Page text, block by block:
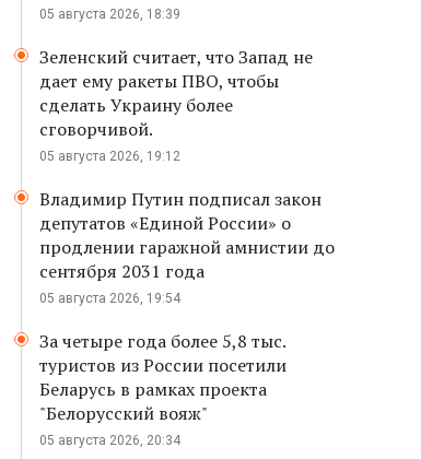
05 августа 2026, 18:39
Зеленский считает, что Запад не
дает ему ракеты ПВО, чтобы
сделать Украину более
сговорчивой.
05 августа 2026, 19:12
Владимир Путин подписал закон
депутатов «Единой России» о
продлении гаражной амнистии до
сентября 2031 года
05 августа 2026, 19:54
За четыре года более 5,8 тыс.
туристов из России посетили
Беларусь в рамках проекта
"Белорусский вояж"
05 августа 2026, 20:34